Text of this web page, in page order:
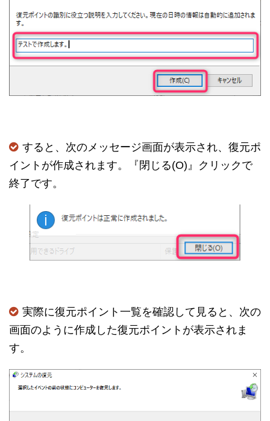
すると、次のメッセージ画面が表示され、復元ポ
イントが作成されます。『閉じる(O)』クリックで
終了です。
実際に復元ポイント一覧を確認して見ると、次の
画面のように作成した復元ポイントが表示されま
す。